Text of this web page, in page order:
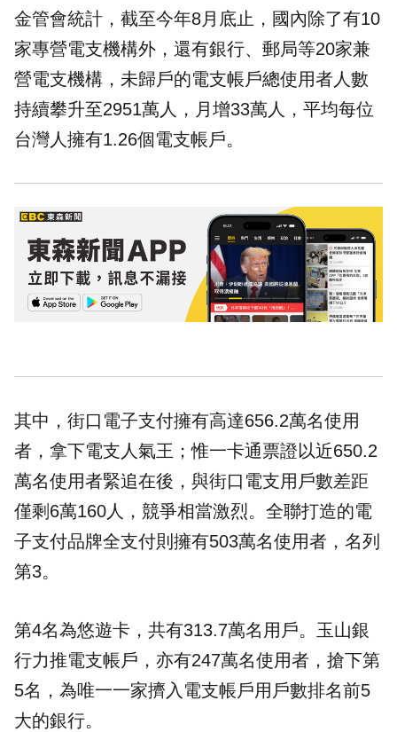
金管會統計，截至今年8月底止，國內除了有10
家專營電支機構外，還有銀行、郵局等20家兼
營電支機構，未歸戶的電支帳戶總使用者人數
持續攀升至2951萬人，月增33萬人，平均每位
台灣人擁有1.26個電支帳戶。
其中，街口電子支付擁有高達656.2萬名使用
者，拿下電支人氣王；惟一卡通票證以近650.2
萬名使用者緊追在後，與街口電支用戶數差距
僅剩6萬160人，競爭相當激烈。全聯打造的電
子支付品牌全支付則擁有503萬名使用者，名列
第3。
第4名為悠遊卡，共有313.7萬名用戶。玉山銀
行力推電支帳戶，亦有247萬名使用者，搶下第
5名，為唯一一家擠入電支帳戶用戶數排名前5
大的銀行。